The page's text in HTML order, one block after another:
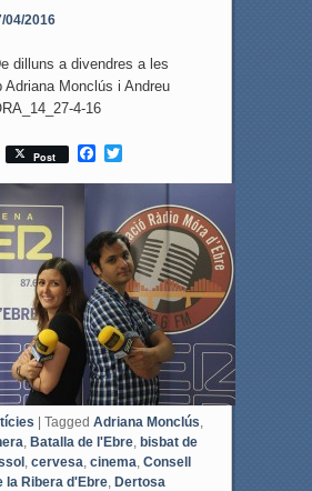
04/2016
dilluns a divendres a les
Adriana Monclús i Andreu
4-16
Post
F
c
o
o
k
T
i
t
e
r
Tagged Adriana Monclús,
, Batalla de l'Ebre, bisbat de
, cervesa, cinema, Consell
la Ribera d'Ebre, Dertosa